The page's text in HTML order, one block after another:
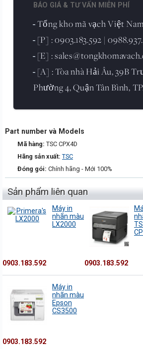
BÁO GIÁ & TƯ VẤN MIỄN PHÍ
- Tổng kho mã vạch Việt
- [P] : 0903.183.592 |
- [E] :
- [A] : Tòa nhà Hải Âu, 39B
Phường 4, Quận Tân Bình,
Part number và Models
Mã hàng: TSC CPX4D
Hãng sản xuất: TSC
Đóng gói: Chính hãng - Mới 100%
Sản phẩm liên quan
Máy in
nhãn màu
LX2000
0903.183.592 0903.183.592
Máy in
nhãn màu
Epson
CS3500
0903.183.592